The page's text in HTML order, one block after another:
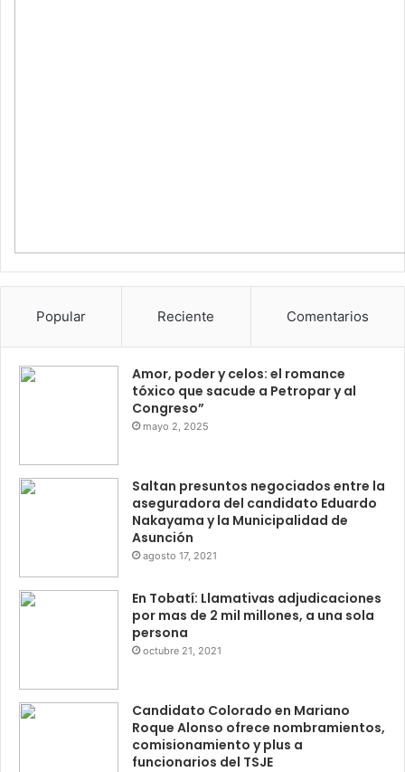
Popular Reciente Comentarios
Amor, poder y celos: el romance
tóxico que sacude a Petropar y al
Congreso”
mayo 2, 2025
Saltan presuntos negociados entre la
aseguradora del candidato Eduardo
Nakayama y la Municipalidad de
Asunción
agosto 17, 2021
En Tobatí: Llamativas adjudicaciones
por mas de 2 mil millones, a una sola
persona
octubre 21, 2021
Candidato Colorado en Mariano
Roque Alonso ofrece nombramientos,
comisionamiento y plus a
funcionarios del TSJE